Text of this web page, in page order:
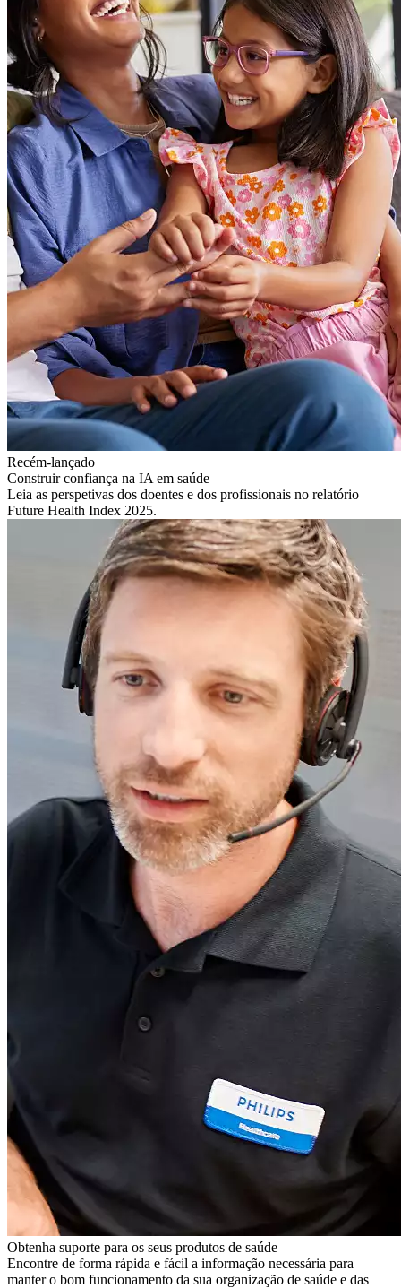
Recém-lançado
Construir confiança na IA em saúde
Leia as perspetivas dos doentes e dos profissionais no relatório
Future Health Index 2025.
Obtenha suporte para os seus produtos de saúde
Encontre de forma rápida e fácil a informação necessária para
manter o bom funcionamento da sua organização de saúde e das